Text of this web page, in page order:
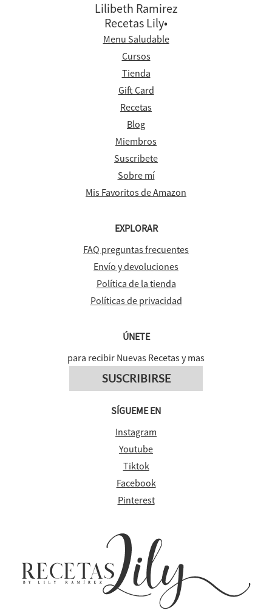
Lilibeth Ramirez
Recetas Lily•
Menu Saludable
Cursos
Tienda
Gift Card
Recetas
Blog
Miembros
Suscribete
Sobre mí
Mis Favoritos de Amazon
EXPLORAR
FAQ preguntas frecuentes
Envío y devoluciones
Política de la tienda
Políticas de privacidad
ÚNETE
para recibir Nuevas Recetas y mas
SUSCRIBIRSE
SÍGUEME EN
Instagram
Youtube
Tiktok
Facebook
Pinterest